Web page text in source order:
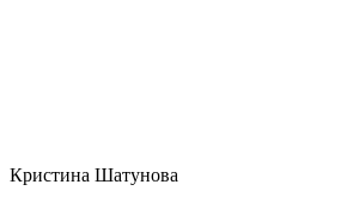
Кристина Шатунова